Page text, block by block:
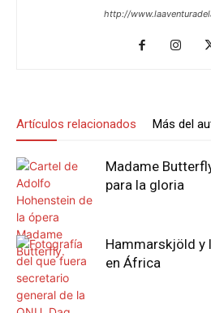
http://
Artículos relacionados Más del
Madame
para la gloria
Hammarskjöld y
en África